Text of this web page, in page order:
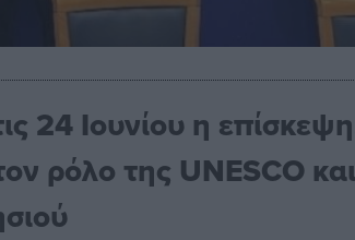
24 Ιουνίου η
ρόλο της UNESCO